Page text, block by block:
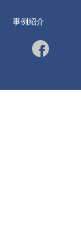
事例紹介